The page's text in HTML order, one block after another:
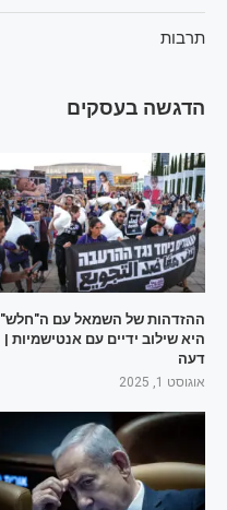
תרבות
הדגשה בעסקים
ההזדהות של השמאל עם ה"חלש"
היא שילוב ידיים עם אנטישמיות |
דעה
אוגוסט 1, 2025